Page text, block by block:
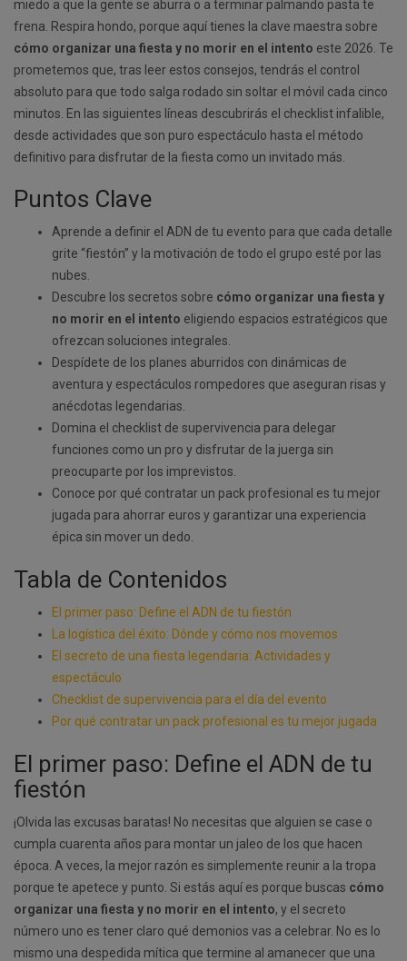
miedo a que la gente se aburra o a terminar palmando pasta te
frena. Respira hondo, porque aquí tienes la clave maestra sobre
cómo organizar una fiesta y no morir en el intento este 2026. Te
prometemos que, tras leer estos consejos, tendrás el control
absoluto para que todo salga rodado sin soltar el móvil cada cinco
minutos. En las siguientes líneas descubrirás el checklist infalible,
desde actividades que son puro espectáculo hasta el método
definitivo para disfrutar de la fiesta como un invitado más.
Puntos Clave
Aprende a definir el ADN de tu evento para que cada detalle
grite “fiestón” y la motivación de todo el grupo esté por las
nubes.
Descubre los secretos sobre cómo organizar una fiesta y
no morir en el intento eligiendo espacios estratégicos que
ofrezcan soluciones integrales.
Despídete de los planes aburridos con dinámicas de
aventura y espectáculos rompedores que aseguran risas y
anécdotas legendarias.
Domina el checklist de supervivencia para delegar
funciones como un pro y disfrutar de la juerga sin
preocuparte por los imprevistos.
Conoce por qué contratar un pack profesional es tu mejor
jugada para ahorrar euros y garantizar una experiencia
épica sin mover un dedo.
Tabla de Contenidos
El primer paso: Define el ADN de tu fiestón
La logística del éxito: Dónde y cómo nos movemos
El secreto de una fiesta legendaria: Actividades y
espectáculo
Checklist de supervivencia para el día del evento
Por qué contratar un pack profesional es tu mejor jugada
El primer paso: Define el ADN de tu
fiestón
¡Olvida las excusas baratas! No necesitas que alguien se case o
cumpla cuarenta años para montar un jaleo de los que hacen
época. A veces, la mejor razón es simplemente reunir a la tropa
porque te apetece y punto. Si estás aquí es porque buscas cómo
organizar una fiesta y no morir en el intento, y el secreto
número uno es tener claro qué demonios vas a celebrar. No es lo
mismo una despedida mítica que termine al amanecer que una